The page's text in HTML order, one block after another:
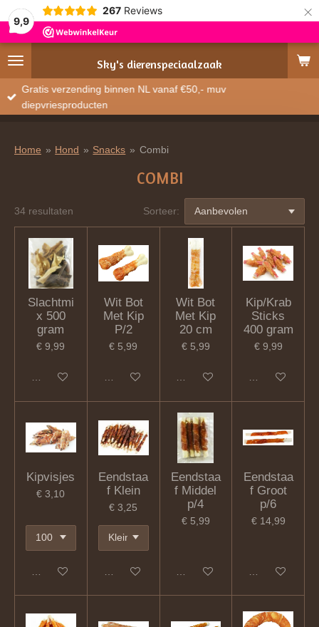
9,9
267 Reviews ×
Sky's dierenspeciaalzaak
Gratis verzending binnen NL vanaf €50,- muv
diepvriesproducten
Home » Hond » Snacks » Combi
COMBI
34 resultaten Sorteer:
Slachtmi
x 500
gram
€ 9,99
In winkelwagen
Wit Bot
Met Kip
P/2
€ 5,99
In winkelwagen
Wit Bot
Met Kip
20 cm
€ 5,99
In winkelwagen
Kip/Krab
Sticks
400 gram
€ 9,99
In winkelwagen
Kipvisjes
€ 3,10
In winkelwagen
Eendstaa
f Klein
€ 3,25
In winkelwagen
Eendstaa
f Middel
p/4
€ 5,99
In winkelwagen
Eendstaa
f Groot
p/6
€ 14,99
In winkelwagen